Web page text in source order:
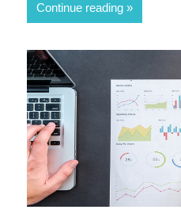
Continue reading